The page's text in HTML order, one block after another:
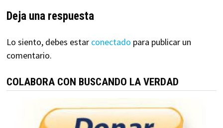
Deja una respuesta
Lo siento, debes estar conectado para publicar un
comentario.
COLABORA CON BUSCANDO LA VERDAD